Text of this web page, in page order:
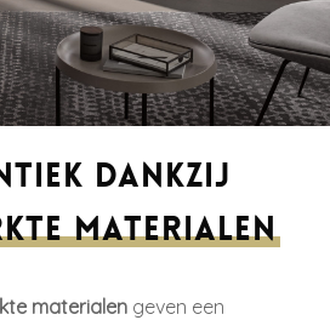
dankzij
materialen
materialen geven een